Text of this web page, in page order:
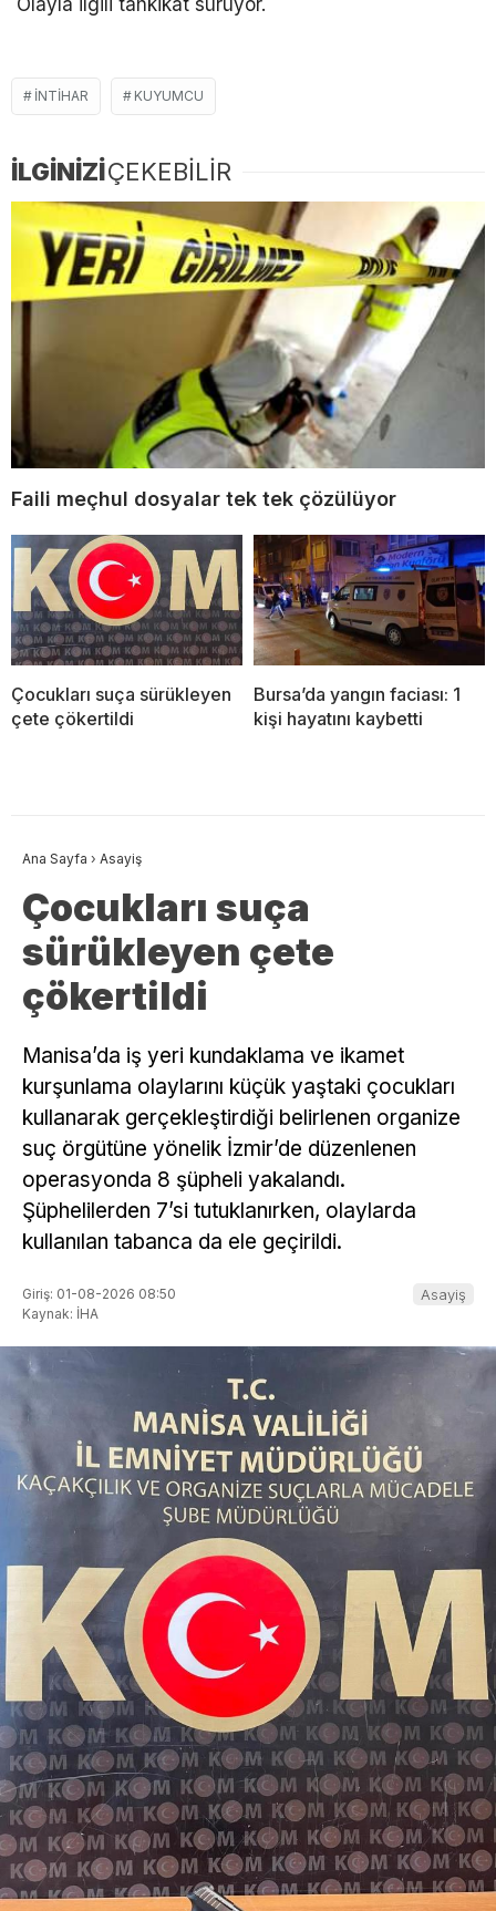
Olayla ilgili tahkikat sürüyor.
İNTIHAR KUYUMCU
İLGİNİZİÇEKEBİLİR
Faili meçhul dosyalar tek tek çözülüyor
Çocukları suça sürükleyen
çete çökertildi
Bursa’da yangın faciası: 1
kişi hayatını kaybetti
Ana Sayfa › Asayiş
Çocukları suça
sürükleyen çete
çökertildi
Manisa’da iş yeri kundaklama ve ikamet
kurşunlama olaylarını küçük yaştaki çocukları
kullanarak gerçekleştirdiği belirlenen organize
suç örgütüne yönelik İzmir’de düzenlenen
operasyonda 8 şüpheli yakalandı.
Şüphelilerden 7’si tutuklanırken, olaylarda
kullanılan tabanca da ele geçirildi.
Giriş: 01-08-2026 08:50
Kaynak: İHA
Asayiş